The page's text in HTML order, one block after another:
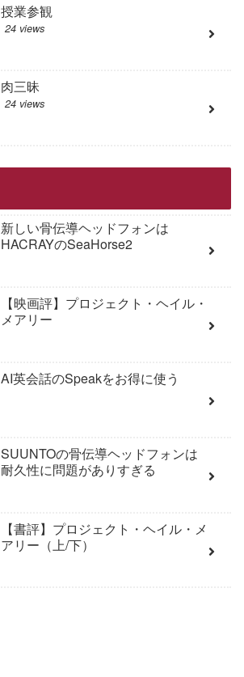
授業参観
24 views
肉三昧
24 views
新しい骨伝導ヘッドフォンは
HACRAYのSeaHorse2
【映画評】プロジェクト・ヘイル・
メアリー
AI英会話のSpeakをお得に使う
SUUNTOの骨伝導ヘッドフォンは
耐久性に問題がありすぎる
【書評】プロジェクト・ヘイル・メ
アリー（上/下）